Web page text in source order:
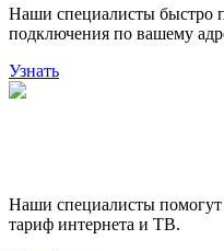
Наши специалисты быстро
подключения по вашему
Узнать
Наши специалисты помогут
тариф интернета и ТВ.